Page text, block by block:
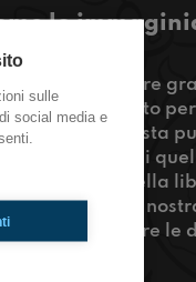
lo
che diventare
tutto
In questa
continui e di
Ma anche della
sia davvero
imparare a fare le
sulle
social media e